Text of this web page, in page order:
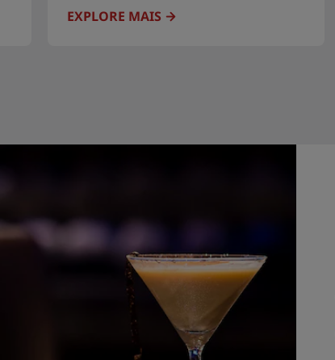
EXPLORE MAIS